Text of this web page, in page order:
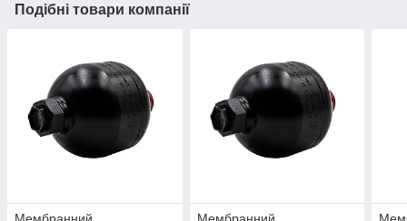
Подібні товари компанії